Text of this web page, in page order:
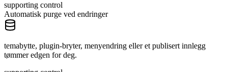
supporting control
Automatisk purge ved endringer
temabytte, plugin-bryter, menyendring eller et publisert innlegg
tømmer edgen for deg.